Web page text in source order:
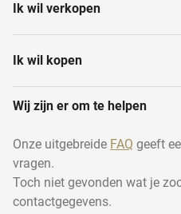
Ik wil verkopen
Ik wil kopen
Wij zijn er om te helpen
Onze uitgebreide FAQ geeft
vragen.
Toch niet gevonden wat je
contactgegevens.